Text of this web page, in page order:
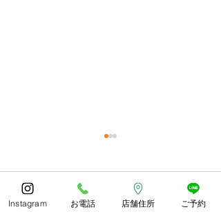
あっとゆう間の1年でしたね
皆様どのようにお過ごしでし
コメント
Instagram お電話 店舗住所 ご予約